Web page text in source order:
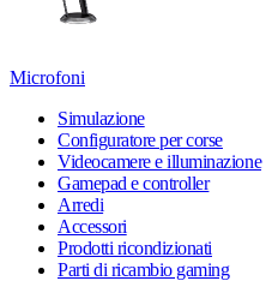
Microfoni
Simulazione
Configuratore per corse
Videocamere e illuminazione
Gamepad e controller
Arredi
Accessori
Prodotti ricondizionati
Parti di ricambio gaming